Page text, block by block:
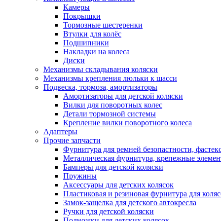
Камеры
Покрышки
Тормозные шестеренки
Втулки для колёс
Подшипники
Накладки на колеса
Диски
Механизмы складывания коляски
Механизмы крепления люльки к шасси
Подвеска, тормоза, амортизаторы
Амортизаторы для детской коляски
Вилки для поворотных колес
Детали тормозной системы
Крепление вилки поворотного колеса
Адаптеры
Прочие запчасти
Фурнитура для ремней безопастности,
Металлическая фурнитура, крепежные
Бамперы для детской коляски
Пружины
Аксессуары для детских колясок
Пластиковая и резиновая фурнитура для
Замок-защелка для детского автокресла
Ручки для детской коляски